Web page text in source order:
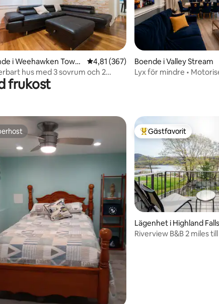
betyg, 66 omdömen
i Weehawken Towns
4,81 av 5 i genomsnittligt betyg, 367
4,81 (367)
hus med 3 sovrum och 2
10 minuters bussresa till NYC
Boende i Valley Stream
Lyx för mindre •
frukost
betyg, 156 omdömen
Populär gästfavorit
Gästfavorit
Lägenhet i Highland Falls
Riverview B&B 2 miles